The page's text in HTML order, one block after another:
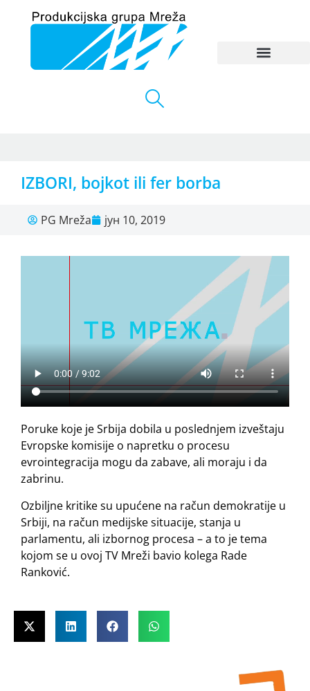
IZBORI, bojkot ili fer borba
PG Mreža јун 10, 2019
Poruke koje je Srbija dobila u poslednjem izveštaju
Evropske komisije o napretku o procesu
evrointegracija mogu da zabave, ali moraju i da
zabrinu.
Ozbiljne kritike su upućene na račun demokratije u
Srbiji, na račun medijske situacije, stanja u
parlamentu, ali izbornog procesa – a to je tema
kojom se u ovoj TV Mreži bavio kolega Rade
Ranković.